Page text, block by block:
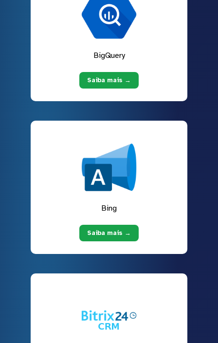
BigQuery
Saiba mais →
Bing
Saiba mais →